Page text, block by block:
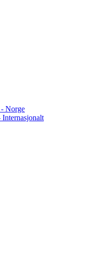
Norge
Internasjonalt